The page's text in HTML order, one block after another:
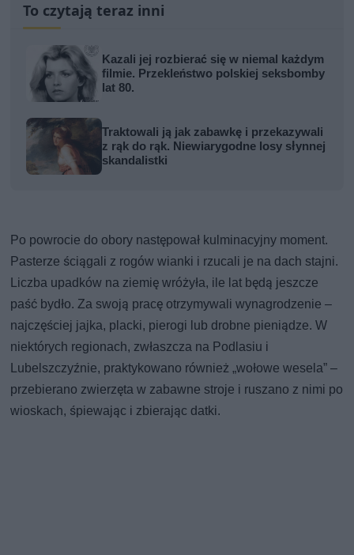
To czytają teraz inni
Kazali jej rozbierać się w niemal każdym
filmie. Przekleństwo polskiej seksbomby
lat 80.
Traktowali ją jak zabawkę i przekazywali
z rąk do rąk. Niewiarygodne losy słynnej
skandalistki
Po powrocie do obory następował kulminacyjny moment.
Pasterze ściągali z rogów wianki i rzucali je na dach stajni.
Liczba upadków na ziemię wróżyła, ile lat będą jeszcze
paść bydło. Za swoją pracę otrzymywali wynagrodzenie –
najczęściej jajka, placki, pierogi lub drobne pieniądze. W
niektórych regionach, zwłaszcza na Podlasiu i
Lubelszczyźnie, praktykowano również „wołowe wesela” –
przebierano zwierzęta w zabawne stroje i ruszano z nimi po
wioskach, śpiewając i zbierając datki.